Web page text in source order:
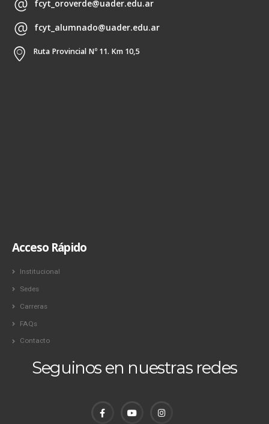
fcyt_oroverde@uader.edu.ar
fcyt_alumnado@uader.edu.ar
Ruta Provincial Nº 11. Km 10,5
Acceso Rápido
Institucional
Sedes
Carreras
FAQs
Contacto
Seguinos en nuestras redes